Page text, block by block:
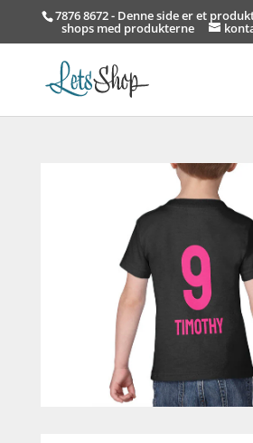
7876 8672 - Denne side er et
shops med produkterne